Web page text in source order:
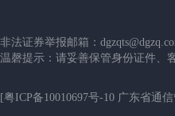
非法证券举报邮箱：
温磬提示：请妥善保管身份证件、
[粤ICP备10010697号-10 广东省通